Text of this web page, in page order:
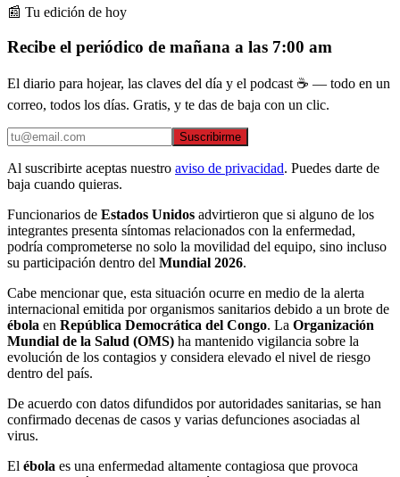
📰 Tu edición de hoy
Recibe el periódico de mañana a las 7:00 am
El diario para hojear, las claves del día y el podcast ☕ — todo en un
correo, todos los días. Gratis, y te das de baja con un clic.
Suscribirme
Al suscribirte aceptas nuestro aviso de privacidad. Puedes darte de
baja cuando quieras.
Funcionarios de Estados Unidos advirtieron que si alguno de los
integrantes presenta síntomas relacionados con la enfermedad,
podría comprometerse no solo la movilidad del equipo, sino incluso
su participación dentro del Mundial 2026.
Cabe mencionar que, esta situación ocurre en medio de la alerta
internacional emitida por organismos sanitarios debido a un brote de
ébola en República Democrática del Congo. La Organización
Mundial de la Salud (OMS) ha mantenido vigilancia sobre la
evolución de los contagios y considera elevado el nivel de riesgo
dentro del país.
De acuerdo con datos difundidos por autoridades sanitarias, se han
confirmado decenas de casos y varias defunciones asociadas al
virus.
El ébola es una enfermedad altamente contagiosa que provoca